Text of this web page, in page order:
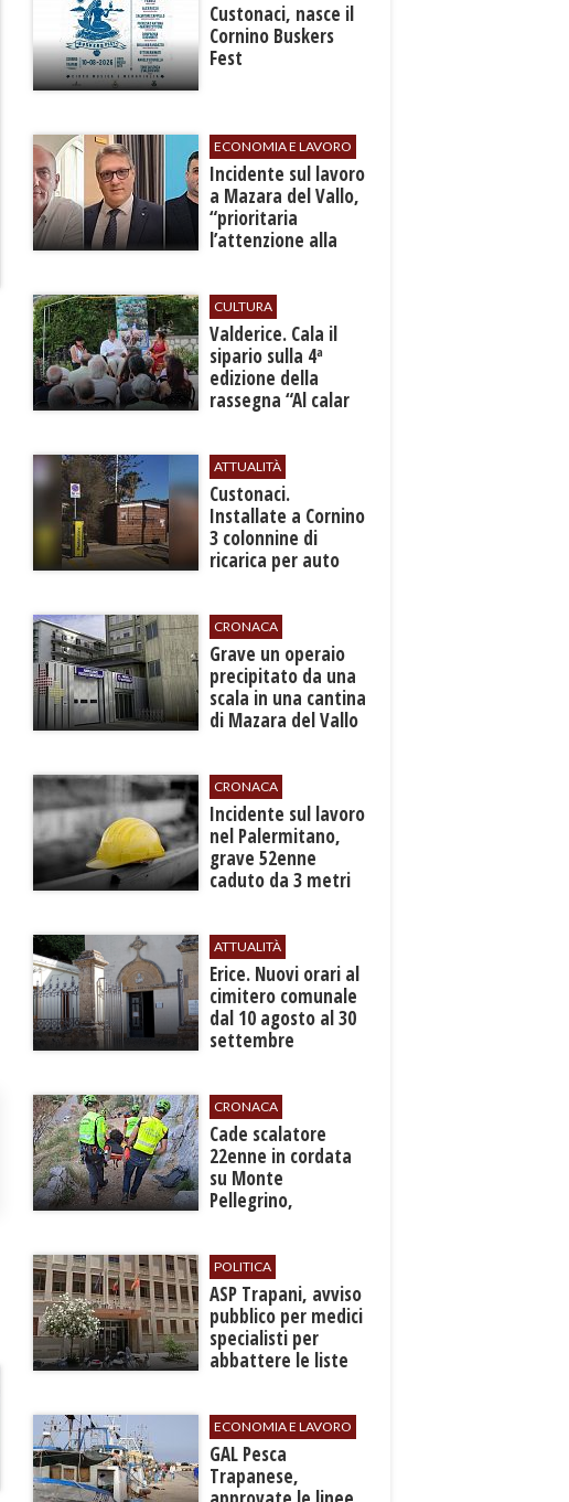
Custonaci, nasce il
Cornino Buskers
Fest
ECONOMIA E LAVORO
​Incidente sul lavoro
a Mazara del Vallo,
“prioritaria
l’attenzione alla
CULTURA
Valderice. Cala il
sipario sulla 4ª
edizione della
rassegna “Al calar
ATTUALITÀ
Custonaci.
Installate a Cornino
3 colonnine di
ricarica per auto
CRONACA
​Grave un operaio
precipitato da una
scala in una cantina
di Mazara del Vallo
CRONACA
​Incidente sul lavoro
nel Palermitano,
grave 52enne
caduto da 3 metri
ATTUALITÀ
​Erice. Nuovi orari al
cimitero comunale
dal 10 agosto al 30
settembre
CRONACA
​Cade scalatore
22enne in cordata
su Monte
Pellegrino,
gamba
POLITICA
ASP Trapani, avviso
pubblico per medici
specialisti per
abbattere le liste
ECONOMIA E LAVORO
GAL Pesca
Trapanese,